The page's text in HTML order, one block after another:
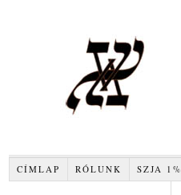
CÍMLAP RÓLUNK SZJA 1%